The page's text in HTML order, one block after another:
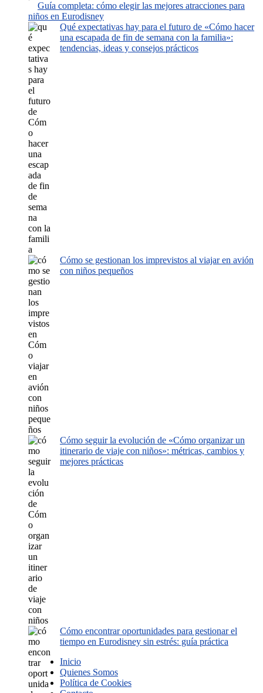
Guía completa: cómo elegir las mejores atracciones para
niños en Eurodisney
Qué expectativas hay para el futuro de «Cómo hacer
una escapada de fin de semana con la familia»:
tendencias, ideas y consejos prácticos
Cómo se gestionan los imprevistos al viajar en avión
con niños pequeños
Cómo seguir la evolución de «Cómo organizar un
itinerario de viaje con niños»: métricas, cambios y
mejores prácticas
Cómo encontrar oportunidades para gestionar el
tiempo en Eurodisney sin estrés: guía práctica
Inicio
Quienes Somos
Política de Cookies